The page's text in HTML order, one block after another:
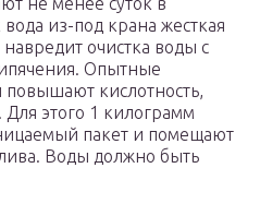
из-под крана жесткая
очистка воды с
Опытные
повышают кислотность,
этого 1 килограмм
пакет и помещают
Воды должно быть